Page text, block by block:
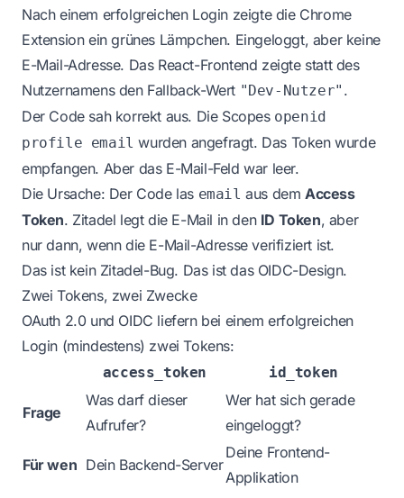
Nach einem erfolgreichen Login zeigte die Chrome
Extension ein grünes Lämpchen. Eingeloggt, aber keine
E-Mail-Adresse. Das React-Frontend zeigte statt des
Nutzernamens den Fallback-Wert "Dev-Nutzer" .
Der Code sah korrekt aus. Die Scopes openid
profile email wurden angefragt. Das Token wurde
empfangen. Aber das E-Mail-Feld war leer.
Die Ursache: Der Code las email aus demAccess
Token. Zitadel legt die E-Mail in den ID Token, aber
nur dann, wenn die E-Mail-Adresse verifiziert ist.
Das ist kein Zitadel-Bug. Das ist das OIDC-Design.
Zwei Tokens, zwei Zwecke
OAuth 2.0 und OIDC liefern bei einem erfolgreichen
Login (mindestens) zwei Tokens:
access_token id_token
Frage
Was darf dieser
Aufrufer?
Wer hat sich gerade
eingeloggt?
Für wen Dein Backend-Server
Deine Frontend-
Applikation